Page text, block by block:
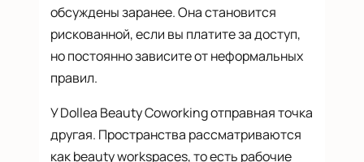
обсуждены заранее. Она становится
рискованной, если вы платите за доступ,
но постоянно зависите от неформальных
правил.
У Dollea Beauty Coworking отправная точка
другая. Пространства рассматриваются
как beauty workspaces, то есть рабочие